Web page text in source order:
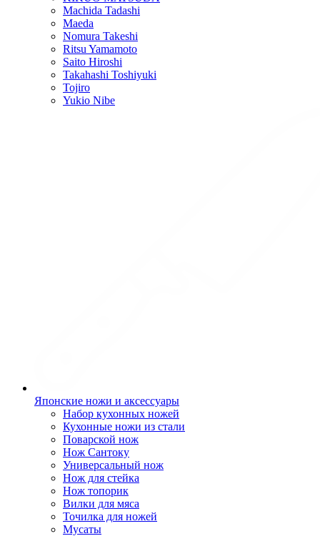
Machida Tadashi
Maeda
Nomura Takeshi
Ritsu Yamamoto
Saito Hiroshi
Takahashi Toshiyuki
Tojiro
Yukio Nibe
Японские ножи и аксессуары
Набор кухонных ножей
Кухонные ножи из стали
Поварской нож
Нож Сантоку
Универсальный нож
Нож для стейка
Нож топорик
Вилки для мяса
Точилка для ножей
Мусаты